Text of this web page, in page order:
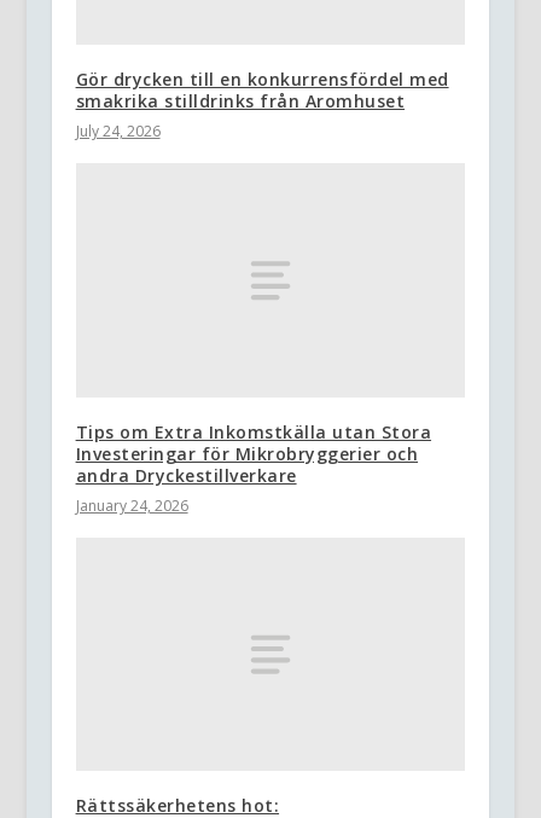
Gör drycken till en konkurrensfördel med
smakrika stilldrinks från Aromhuset
July 24, 2026
Tips om Extra Inkomstkälla utan Stora
Investeringar för Mikrobryggerier och
andra Dryckestillverkare
January 24, 2026
Rättssäkerhetens hot: